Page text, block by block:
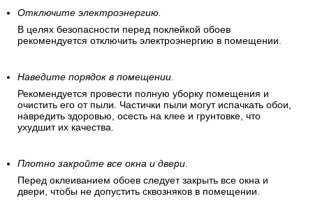
Отключите электроэнергию.
В целях безопасности перед поклейкой обоев
рекомендуется отключить электроэнергию в помещении.
Наведите порядок в помещении.
Рекомендуется провести полную уборку помещения и
очистить его от пыли. Частички пыли могут испачкать обои,
навредить здоровью, осесть на клее и грунтовке, что
ухудшит их качества.
Плотно закройте все окна и двери.
Перед оклеиванием обоев следует закрыть все окна и
двери, чтобы не допустить сквозняков в помещении.